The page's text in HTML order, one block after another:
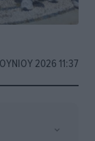
2026 11:37
⌄